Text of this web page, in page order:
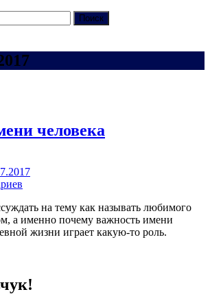
Поиск
человека
на тему как называть любимого
а именно почему важность имени
жизни играет какую-то роль.